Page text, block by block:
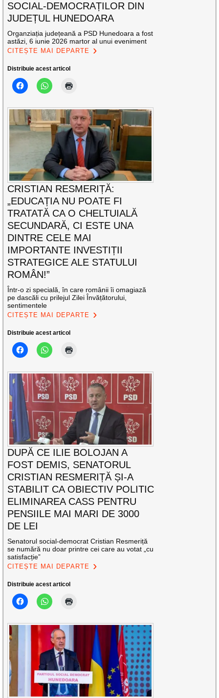
SOCIAL-DEMOCRAȚILOR DIN
JUDEȚUL HUNEDOARA
Organziația județeană a PSD Hunedoara a fost
astăzi, 6 iunie 2026 martor al unui eveniment
CITEȘTE MAI DEPARTE
Distribuie acest articol
CRISTIAN RESMERIȚĂ:
„EDUCAȚIA NU POATE FI
TRATATĂ CA O CHELTUIALĂ
SECUNDARĂ, CI ESTE UNA
DINTRE CELE MAI
IMPORTANTE INVESTIȚII
STRATEGICE ALE STATULUI
ROMÂN!”
Într-o zi specială, în care românii îi omagiază
pe dascăli cu prilejul Zilei Învățătorului,
sentimentele
CITEȘTE MAI DEPARTE
Distribuie acest articol
DUPĂ CE ILIE BOLOJAN A
FOST DEMIS, SENATORUL
CRISTIAN RESMERIȚĂ ȘI-A
STABILIT CA OBIECTIV POLITIC
ELIMINAREA CASS PENTRU
PENSIILE MAI MARI DE 3000
DE LEI
Senatorul social-democrat Cristian Resmeriță
se numără nu doar printre cei care au votat „cu
satisfacție”
CITEȘTE MAI DEPARTE
Distribuie acest articol